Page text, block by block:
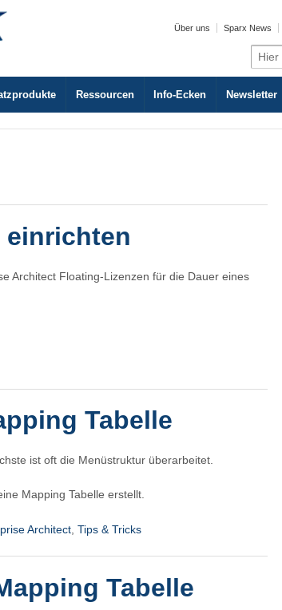
Über uns Sparx News
Search
for:
Ressourcen Info-Ecken Newsletter
einrichten
Architect Floating-Lizenzen für die Dauer eines
Tabelle
ist oft die Menüstruktur überarbeitet.
Mapping Tabelle erstellt.
Architect Tips & Tricks
Tabelle